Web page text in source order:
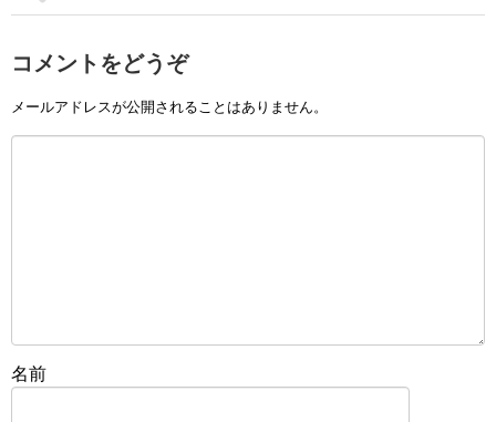
コメントをどうぞ
メールアドレスが公開されることはありません。
名前